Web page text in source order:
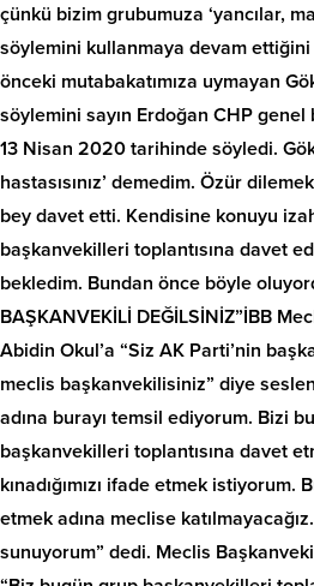
çünkü bizim grubumuza ‘yancılar,
söylemini kullanmaya devam
önceki mutabakatımıza uymayan
söylemini sayın Erdoğan CHP genel
13 Nisan 2020 tarihinde söyledi.
hastasısınız’ demedim. Özür
bey davet etti. Kendisine konuyu
başkanvekilleri toplantısına davet
bekledim. Bundan önce böyle
BAŞKANVEKİLİ DEĞİLSİNİZ”İBB
Abidin Okul’a “Siz AK Parti’nin
meclis başkanvekilisiniz” diye
adına burayı temsil ediyorum. Bizi
başkanvekilleri toplantısına davet
kınadığımızı ifade etmek
etmek adına meclise
sunuyorum” dedi. Meclis